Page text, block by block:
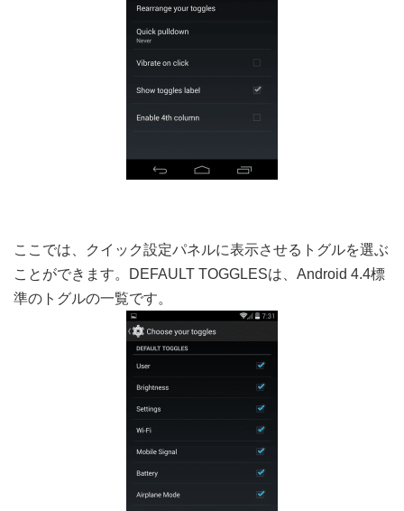
ここでは、クイック設定パネルに表示させるトグルを選ぶ
ことができます。DEFAULT TOGGLESは、Android 4.4標
準のトグルの一覧です。